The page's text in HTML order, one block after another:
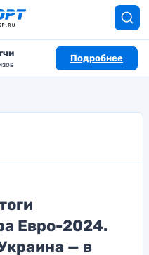
Подробнее
Евро-2024.
— в